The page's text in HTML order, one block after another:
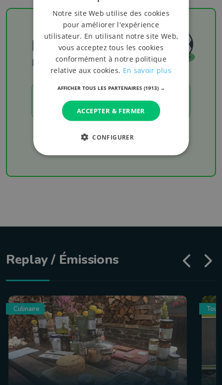
Football
Les résultats
LES RÉSULTATS
résultats de votre équipe favorite
Replay / Émissions
Culinaire
Notre site Web utilise des cookies
pour améliorer l'expérience
utilisateur. En utilisant notre site Web,
vous acceptez tous les cookies
conformément à notre politique
relative aux cookies. En savoir plus
AFFICHER TOUS LES PARTENAIRES (1913) →
ACCEPTER & FERMER
CONFIGURER